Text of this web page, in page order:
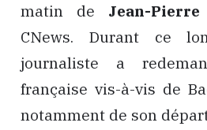
matin de Jean-
CNews. Durant ce
journaliste a
française vis-à-vis de
notamment de son